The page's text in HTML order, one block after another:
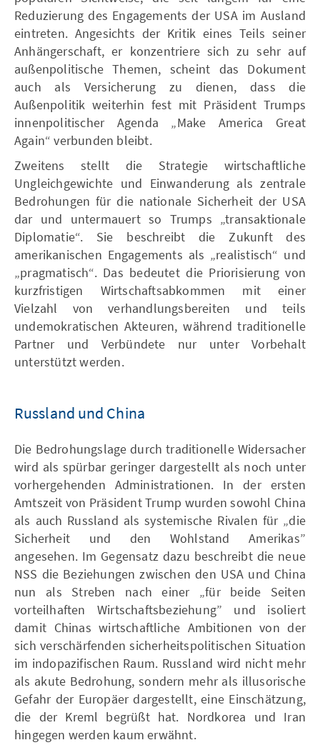
Reduzierung des Engagements der USA im Ausland
eintreten. Angesichts der Kritik eines Teils seiner
Anhängerschaft, er konzentriere sich zu sehr auf
außenpolitische Themen, scheint das Dokument
auch als Versicherung zu dienen, dass die
Außenpolitik weiterhin fest mit Präsident Trumps
innenpolitischer Agenda „Make America Great
Again“ verbunden bleibt.
Zweitens stellt die Strategie wirtschaftliche
Ungleichgewichte und Einwanderung als zentrale
Bedrohungen für die nationale Sicherheit der USA
dar und untermauert so Trumps „transaktionale
Diplomatie“. Sie beschreibt die Zukunft des
amerikanischen Engagements als „realistisch“ und
„pragmatisch“. Das bedeutet die Priorisierung von
kurzfristigen Wirtschaftsabkommen mit einer
Vielzahl von verhandlungsbereiten und teils
undemokratischen Akteuren, während traditionelle
Partner und Verbündete nur unter Vorbehalt
unterstützt werden.
Russland und China
Die Bedrohungslage durch traditionelle Widersacher
wird als spürbar geringer dargestellt als noch unter
vorhergehenden Administrationen. In der ersten
Amtszeit von Präsident Trump wurden sowohl China
als auch Russland als systemische Rivalen für „die
Sicherheit und den Wohlstand Amerikas”
angesehen. Im Gegensatz dazu beschreibt die neue
NSS die Beziehungen zwischen den USA und China
nun als Streben nach einer „für beide Seiten
vorteilhaften Wirtschaftsbeziehung” und isoliert
damit Chinas wirtschaftliche Ambitionen von der
sich verschärfenden sicherheitspolitischen Situation
im indopazifischen Raum. Russland wird nicht mehr
als akute Bedrohung, sondern mehr als illusorische
Gefahr der Europäer dargestellt, eine Einschätzung,
die der Kreml begrüßt hat. Nordkorea und Iran
hingegen werden kaum erwähnt.